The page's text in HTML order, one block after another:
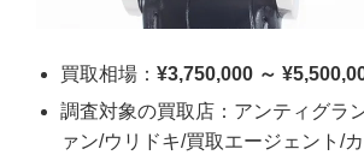
買取相場： ¥3,750,000 ～
調査対象の買取店：アンティグラ
ァン/ウリドキ/買取エージェント/